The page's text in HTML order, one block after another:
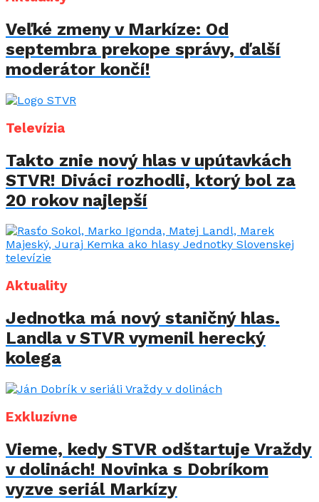
Veľké zmeny v Markíze: Od
septembra prekope správy, ďalší
moderátor končí!
Televízia
Takto znie nový hlas v upútavkách
STVR! Diváci rozhodli, ktorý bol za
20 rokov najlepší
Aktuality
Jednotka má nový staničný hlas.
Landla v STVR vymenil herecký
kolega
Exkluzívne
Vieme, kedy STVR odštartuje Vraždy
v dolinách! Novinka s Dobríkom
vyzve seriál Markízy